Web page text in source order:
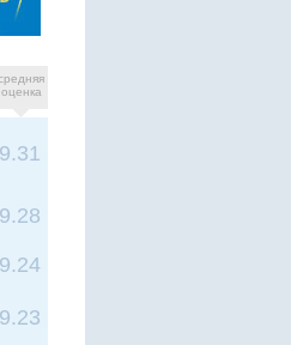
оценка
9.31
9.28
9.24
9.23